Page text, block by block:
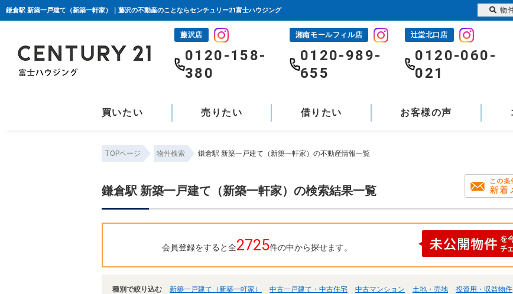
鎌倉駅 新築一戸建て（新築一軒家）｜藤沢の不動産のことならセンチュリー21富士ハウジング
藤沢店
0120-158-
380
湘南モールフィル店
0120-989-
655
辻堂北口店
0120-060-
021
買いたい 売りたい 借りたい お客様の声
TOPページ 物件検索 鎌倉駅 新築一戸建て（新築一軒家）の不動産情報一覧
鎌倉駅 新築一戸建て（新築一軒家）の検索結果一覧
会員登録をすると全2725件の中から探せます。
種別で絞り込む 新築一戸建て（新築一軒家） 中古一戸建て・中古住宅 中古マンション 土地・売地 投資用・収益物件
物